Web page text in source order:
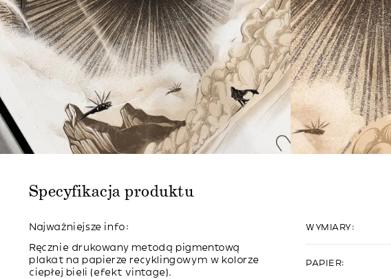
Specyfikacja produktu
Najważniejsze info:
Ręcznie drukowany metodą pigmentową
plakat na papierze recyklingowym w kolorze
ciepłej bieli (efekt vintage).
WYMIARY:
PAPIER: